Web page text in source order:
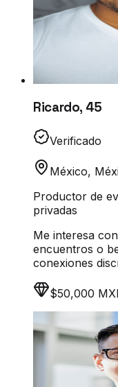
Ricardo, 45
Verificado
México,
Productor de
privadas
Me interesa
encuentros o
conexiones
$50,000